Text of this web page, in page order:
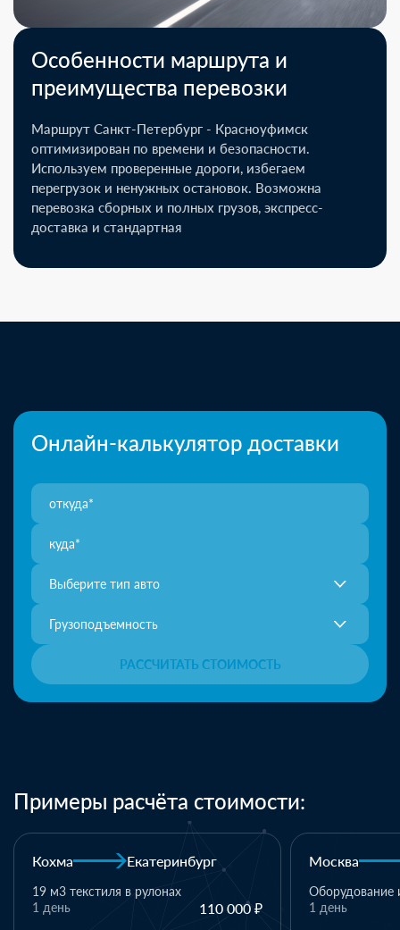
Особенности маршрута и
преимущества перевозки
Маршрут Санкт-Петербург - Красноуфимск
оптимизирован по времени и безопасности.
Используем проверенные дороги, избегаем
перегрузок и ненужных остановок. Возможна
перевозка сборных и полных грузов, экспресс-
доставка и стандартная
Онлайн-калькулятор доставки
Выберите тип авто
Грузоподъемность
РАССЧИТАТЬ СТОИМОСТЬ
Примеры расчёта стоимости:
Москва Казань
Оборудование и комплектующие
110 000 ₽
1 день
Казань
1 паллет -